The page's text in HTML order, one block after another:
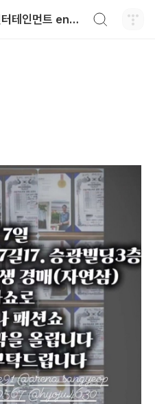
와일드진생WG엔터테인먼트 entertainment